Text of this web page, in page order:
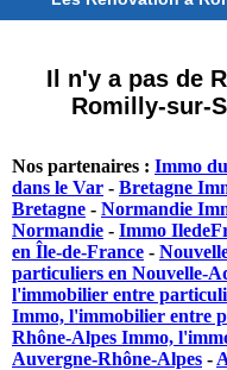
Il n'y a pas de
Romilly-sur-
Nos partenaires : Immo
dans le Var - Bretagne
Bretagne - Normandie
Normandie - Immo
en Île-de-France -
particuliers en Nouvelle-
l'immobilier entre
Immo, l'immobilier entre
Rhône-Alpes Immo,
Auvergne-Rhône-Alpes -